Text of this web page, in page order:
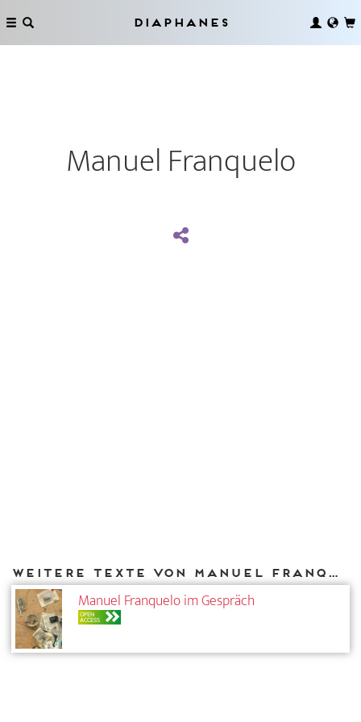
Diaphanes
Manuel Franquelo
Weitere Texte von Manuel Franquelo bei DIAPHANES
Manuel Franquelo im Gespräch
OPEN
ACCESS